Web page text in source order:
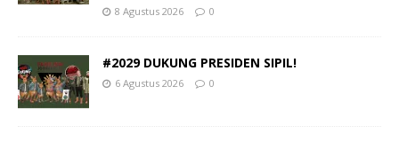
8 Agustus 2026 0
#2029 DUKUNG PRESIDEN SIPIL!
6 Agustus 2026 0